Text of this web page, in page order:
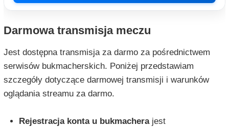
Darmowa transmisja meczu
Jest dostępna transmisja za darmo za pośrednictwem
serwisów bukmacherskich. Poniżej przedstawiam
szczegóły dotyczące darmowej transmisji i warunków
oglądania streamu za darmo.
Rejestracja konta u bukmacherajest